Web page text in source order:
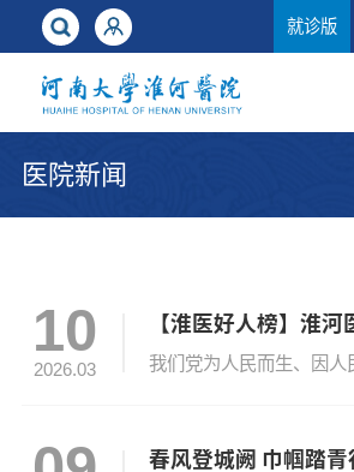
就诊版
医院新闻
10
2026.03